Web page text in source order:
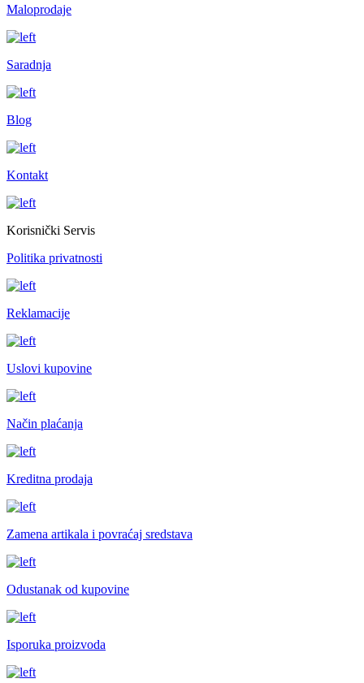
Maloprodaje
Saradnja
Blog
Kontakt
Korisnički Servis
Politika privatnosti
Reklamacije
Uslovi kupovine
Način plaćanja
Kreditna prodaja
Zamena artikala i povraćaj sredstava
Odustanak od kupovine
Isporuka proizvoda